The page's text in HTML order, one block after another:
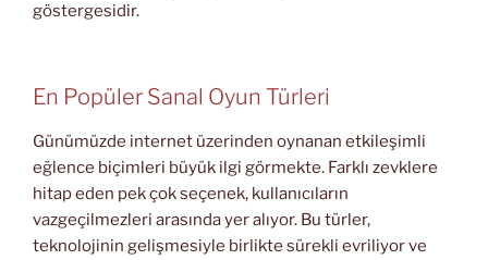
göstergesidir.
En Popüler Sanal Oyun Türleri
Günümüzde internet üzerinden oynanan etkileşimli
eğlence biçimleri büyük ilgi görmekte. Farklı zevklere
hitap eden pek çok seçenek, kullanıcıların
vazgeçilmezleri arasında yer alıyor. Bu türler,
teknolojinin gelişmesiyle birlikte sürekli evriliyor ve